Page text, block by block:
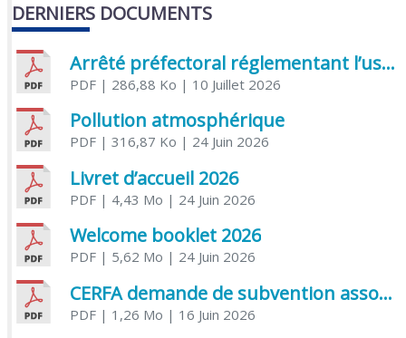
DERNIERS DOCUMENTS
Arrêté préfectoral réglementant l’usage de l’eau
PDF| 286,88 Ko | 10 Juillet 2026
Pollution atmosphérique
PDF| 316,87 Ko | 24 Juin 2026
Livret d’accueil 2026
PDF| 4,43 Mo | 24 Juin 2026
Welcome booklet 2026
PDF| 5,62 Mo | 24 Juin 2026
CERFA demande de subvention association
PDF| 1,26 Mo | 16 Juin 2026